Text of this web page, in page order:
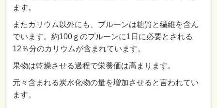
ます。
またカリウム以外にも、プルーンは糖質と繊維を含ん
でいます。約100ｇのプルーンに1日に必要とされる
12％分のカリウムが含まれています。
果物は乾燥させる過程で栄養価は高まります。
元々含まれる炭水化物の量を増加させると言われてい
ます。